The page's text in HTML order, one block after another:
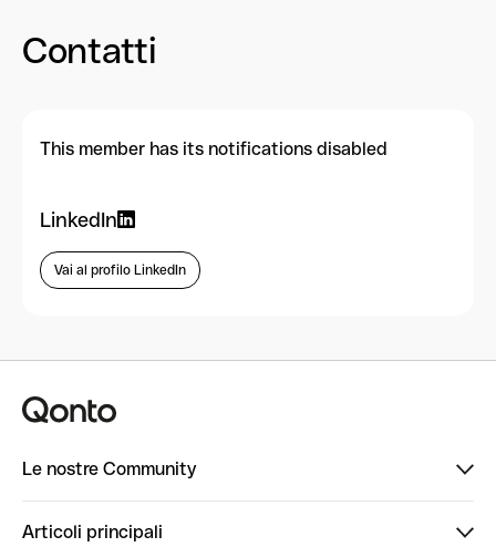
Contatti
This member has its notifications disabled
LinkedIn
Vai al profilo LinkedIn
Le nostre Community
Articoli principali